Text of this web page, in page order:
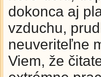
dokonca aj
vzduchu,
neuveriteľne
Viem, že